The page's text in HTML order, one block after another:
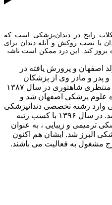
رایج در دندان‌پزشکی است که
یا نصب روکش و آنله دندان برای
بروز کند. این درد ممکن است ناشی
اصفهان و پرورش یافته در
پدر و مادر وی از پزشکان
خوش نام این شهر اند. دکتر مریم منتظری شاهتوری در سال ۱۳۸۷
علوم پزشکی اصفهان شد و
وارد رشته تخصصی دندانپزشکی
ترمیمی و زیبایی همان دانشکده شد. در سال ۱۳۹۶ با کسب رتبه
ترمیمی و زیبایی ، به عنوان
البرز شد. ایشان هم اکنون
مشغول به فعالیت می باشند.